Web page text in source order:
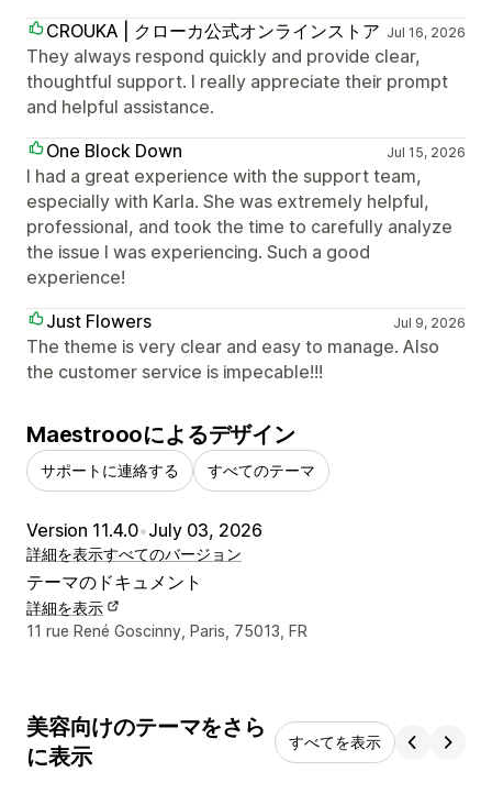
CROUKA | クローカ公式オンラインストア Jul 16, 2026
They always respond quickly and provide clear,
thoughtful support. I really appreciate their prompt
and helpful assistance.
One Block Down
Jul 15, 2026
I had a great experience with the support team,
especially with Karla. She was extremely helpful,
professional, and took the time to carefully analyze
the issue I was experiencing. Such a good
experience!
Just Flowers
Jul 9, 2026
The theme is very clear and easy to manage. Also
the customer service is impecable!!!
Maestroooによるデザイン
サポートに連絡する すべてのテーマ
Version 11.4.0•July 03, 2026
詳細を表示すべてのバージョン
テーマのドキュメント
詳細を表示
デザイナーの連絡先情報
11 rue René Goscinny, Paris, 75013, FR
美容向けのテーマをさら
に表示
すべてを表示